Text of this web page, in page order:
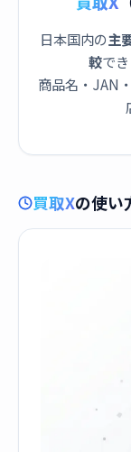
日本国内の主
較で
商品名・JAN
買取Xの使い